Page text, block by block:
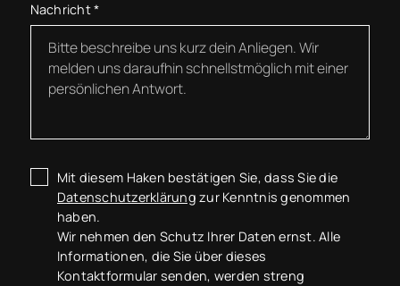
Nachricht*
Mit diesem Haken bestätigen Sie, dass Sie die
Datenschutzerklärung zur Kenntnis genommen
haben.
Wir nehmen den Schutz Ihrer Daten ernst. Alle
Informationen, die Sie über dieses
Kontaktformular senden, werden streng